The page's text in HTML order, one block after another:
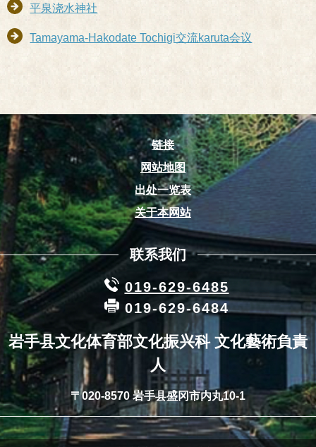
平泉浇水神社
Tamayama-Hakodate Tochigi交流karuta会议
链接
网站地图
出处一览表
关于本网站
联系我们
019-629-6485
019-629-6484
岩手县文化体育部文化振兴科 文化藝術負責
人
〒020-8570 岩手县盛冈市内丸10-1